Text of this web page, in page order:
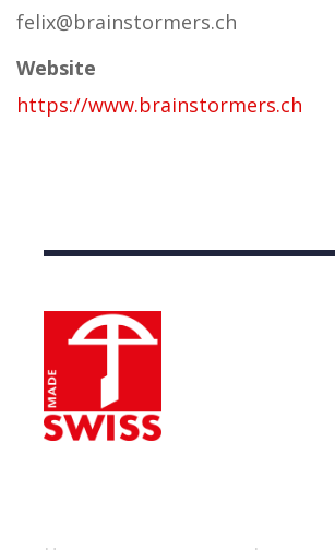
felix@brainstormers.ch
Website
https://www.brainstormers.ch